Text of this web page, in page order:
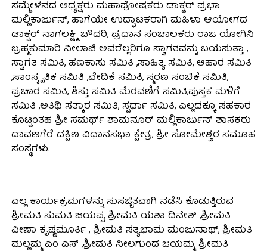
ಸಮ್ಮೇಳನದ ಅಧ್ಯಕ್ಷರು ಮಹಾಪೋಷಕರು ಡಾಕ್ಟರ್ ಪ್ರಭಾ
ಮಲ್ಲಿಕಾರ್ಜುನ್, ಹಾಗೆಯೇ ಉದ್ಘಾಟಕರಾಗಿ ಮಹಿಳಾ ಆಯೋಗದ
ಡಾಕ್ಟರ್ ನಾಗಲಕ್ಷ್ಮಿ ಚೌದರಿ, ಪ್ರಧಾನ ಸಂಚಾಲಕರು ರಾಜ ಯೋಗಿನಿ
ಬ್ರಹ್ಮಕುಮಾರಿ ನೀಲಾಜಿ ಅವರೆಲ್ಲರಿಗೂ ಸ್ವಾಗತವನ್ನು ಬಯಸುತ್ತಾ ,
ಸ್ವಾಗತ ಸಮಿತಿ, ಹಣಕಾಸು ಸಮಿತಿ ,ಸಾಹಿತ್ಯ ಸಮಿತಿ, ಆಹಾರ ಸಮಿತಿ
,ಸಾಂಸ್ಕೃತಿಕ ಸಮಿತಿ ,ವೇದಿಕೆ ಸಮಿತಿ, ಸ್ಮರಣ ಸಂಚಿಕೆ ಸಮಿತಿ,
ಪ್ರಚಾರ ಸಮಿತಿ, ಶಿಸ್ತು ಸಮಿತಿ ಮೆರವಣಿಗೆ ಸಮಿತಿ,ಪುಸ್ತಕ ಮಳಿಗೆ
ಸಮಿತಿ ,ಅತಿಥಿ ಸತ್ಕಾರ ಸಮಿತಿ, ಸ್ಪರ್ಧಾ ಸಮಿತಿ, ಎಲ್ಲದಕ್ಕೂ ಸಹಕಾರ
ಕೊಟ್ಟಂತಹ ಶ್ರೀ ಸಮರ್ಥ್ ಶಾಮನೂರ್ ಮಲ್ಲಿಕಾರ್ಜುನ್ ಶಾಸಕರು
ದಾವಣಗೆರೆ ದಕ್ಷಿಣ ವಿಧಾನಸಭಾ ಕ್ಷೇತ್ರ, ಶ್ರೀ ಸೋಮೇಶ್ವರ ಸಮೂಹ
ಸಂಸ್ಥೆಗಳು.
ಎಲ್ಲ ಕಾರ್ಯಕ್ರಮಗಳನ್ನು ಸುಸಜ್ಜಿತವಾಗಿ ನಡೆಸಿ ಕೊಡುತ್ತಿರುವ
ಶ್ರೀಮತಿ ಸುಮತಿ ಜಯಪ್ಪ, ಶ್ರೀಮತಿ ಯಶಾ ದಿನೇಶ್ ,ಶ್ರೀಮತಿ
ವೀಣಾ ಕೃಷ್ಣಮೂರ್ತಿ , ಶ್ರೀಮತಿ ಸತ್ಯಭಾಮ ಮಂಜುನಾಥ್, ಶ್ರೀಮತಿ
ಮಲ್ಲಮ್ಮ ಎಂ ಎಸ್ ,ಶ್ರೀಮತಿ ನೀಲಗುಂದ ಜಯಮ್ಮ, ಶ್ರೀಮತಿ